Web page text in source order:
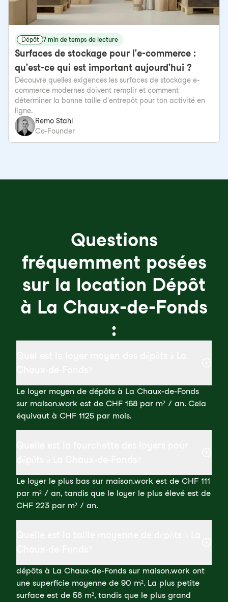
Dépôt 7 min de temps de lecture
Surfaces de stockage pour l'e-commerce :
qu'est-ce qui est important aujourd'hui ?
Découvre quelles exigences les surfaces de stockage e-
commerce modernes doivent remplir et comment
déterminer la bonne taille d'entrepôt pour ton activité en
ligne.
Remo Stahl
Co-Founder
Questions
fréquemment posées
sur la location Dépôt
à La Chaux-de-Fonds
:
Le loyer moyen de dépôts à La Chaux-de-Fonds
sur maison.work est de CHF 168 par m² / an. Cela
équivaut à CHF 1125 par mois.
Le loyer le plus bas sur maison.work est de CHF 111
par m² / an, tandis que le loyer le plus élevé est de
CHF 223 par m² / an.
dépôts à La Chaux-de-Fonds sur maison.work ont
une superficie moyenne de 90 m². La plus petite
surface est de 58 m², tandis que le plus grand